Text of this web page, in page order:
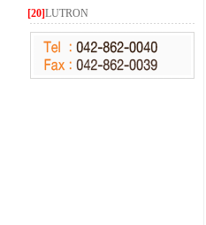
[20]LUTRON